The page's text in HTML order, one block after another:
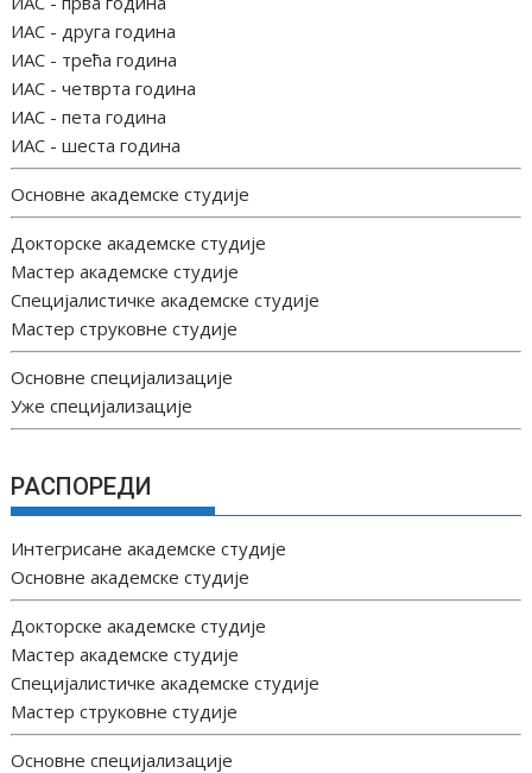
ИАС - друга година
ИАС - трећа година
ИАС - четврта година
ИАС - пета година
ИАС - шеста година
Основне академске студије
Докторске академске студије
Мастер академске студије
Специјалистичке академске студије
Мастер струковне студије
Основне специјализације
Уже специјализације
РАСПОРЕДИ
Интегрисане академске студије
Основне академске студије
Докторске академске студије
Мастер академске студије
Специјалистичке академске студије
Мастер струковне студије
Основне специјализације